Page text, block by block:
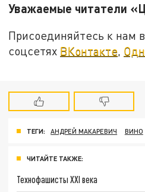
Уважаемые
Присоединяйтесь к нам в
соцсетях ВКонтакте,
ТЕГИ: АНДРЕЙ МАКАРЕВИЧ ВИНО
ЧИТАЙТЕ ТАКЖЕ:
Технофашисты XXI века